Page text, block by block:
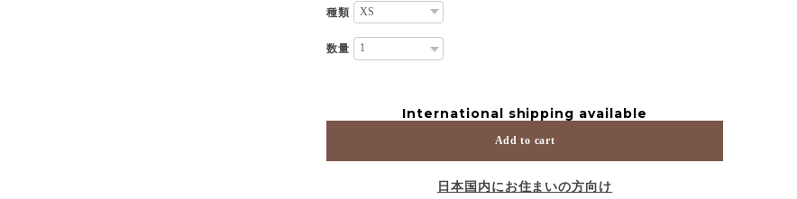
種類
数量
International shipping available
Add to cart
日本国内にお住まいの方向け